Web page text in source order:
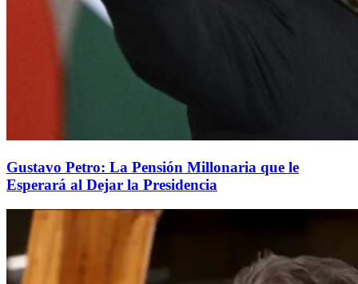
Gustavo Petro: La Pensión Millonaria que le
Esperará al Dejar la Presidencia